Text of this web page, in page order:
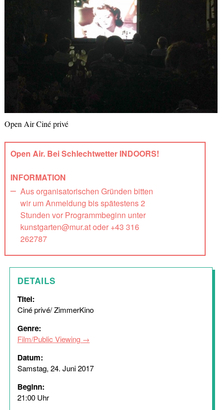
Open Air Ciné privé
Open Air. Bei Schlechtwetter INDOORS!
INFORMATION
Aus organisatorischen Gründen bitten
wir um Anmeldung bis spätestens 2
Stunden vor Programmbeginn unter
kunstgarten@mur.at oder +43 316
262787
DETAILS
Titel:
Ciné privé/ ZimmerKino
Genre:
Film/Public Viewing
Datum:
Samstag, 24. Juni 2017
Beginn:
21:00 Uhr